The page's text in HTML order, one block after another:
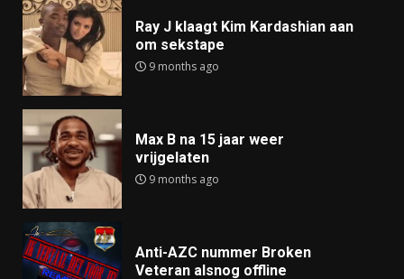
Ray J klaagt Kim Kardashian aan
om sekstape
9 months ago
Max B na 15 jaar weer
vrijgelaten
9 months ago
Anti-AZC nummer Broken
Veteran alsnog offline